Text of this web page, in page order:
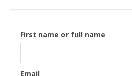
First name or full name
Email